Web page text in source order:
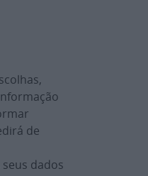
de
dados